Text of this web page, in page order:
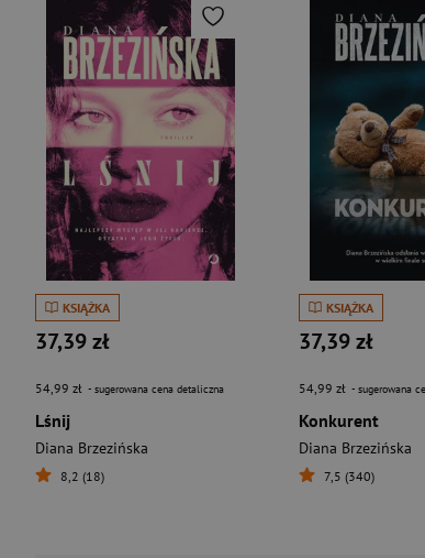
KSIĄŻKA
37,39 zł
54,99 zł - sugerowana cena detaliczna
Lśnij
Diana Brzezińska
8,2 (18)
KSIĄŻKA
37,39 zł
54,99 zł - sugerowana
Konkurent
Diana Brzezińska
7,5 (340)